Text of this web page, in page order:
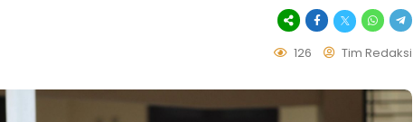
126 Tim Redaksi